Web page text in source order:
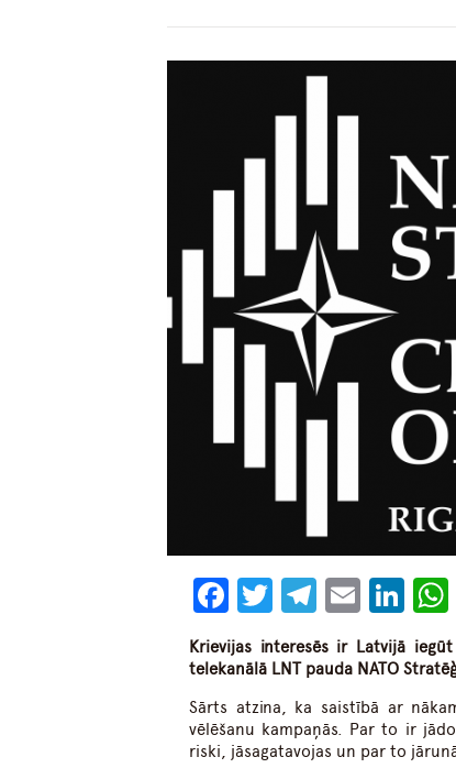
Facebook
Twitter
Telegram
Email
Krievijas interesēs ir Latvijā
telekanālā LNT pauda NATO
Sārts atzina, ka saistībā ar
vēlēšanu kampaņās. Par to ir
riski, jāsagatavojas un par to